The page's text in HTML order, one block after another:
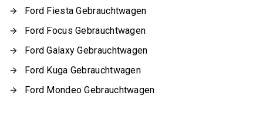
Ford Fiesta Gebrauchtwagen
Ford Focus Gebrauchtwagen
Ford Galaxy Gebrauchtwagen
Ford Kuga Gebrauchtwagen
Ford Mondeo Gebrauchtwagen